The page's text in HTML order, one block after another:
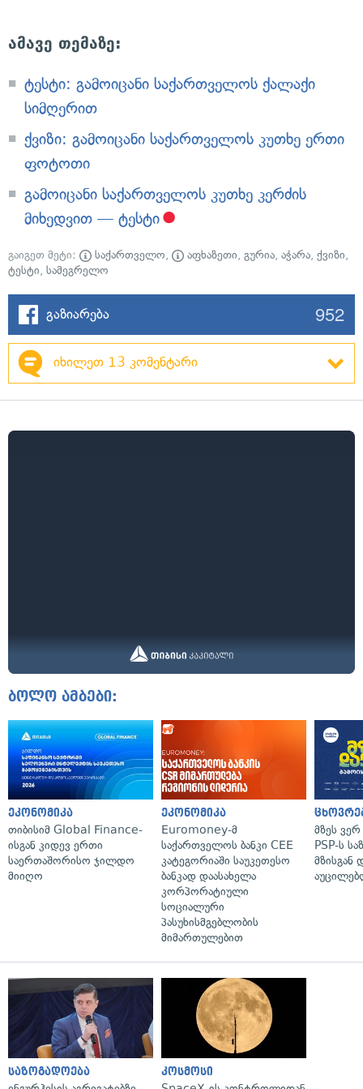
ამავე თემაზე:
ტესტი: გამოიცანი საქართველოს ქალაქი
სიმღერით
ქვიზი: გამოიცანი საქართველოს კუთხე ერთი
ფოტოთი
გამოიცანი საქართველოს კუთხე კერძის
მიხედვით — ტესტი
გაიგეთ მეტი: საქართველო, აფხაზეთი, გურია, აჭარა, ქვიზი,
ტესტი, სამეგრელო
გაზიარება 952
იხილეთ 13 კომენტარი
ბოლო ამბები:
ეკონომიკა
თიბისიმ Global Finance-
ისგან კიდევ ერთი
საერთაშორისო ჯილდო
მიიღო
ეკონომიკა
Euromoney-მ
საქართველოს ბანკი CEE
კატეგორიაში საუკეთესო
ბანკად დაასახელა
კორპორატიული
სოციალური
პასუხისმგებლობის
მიმართულებით
მზეს
PSP-ს
მზისგან
საზოგადოება კოსმოსი